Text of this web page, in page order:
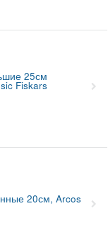
25см
Fiskars
20см, Arcos